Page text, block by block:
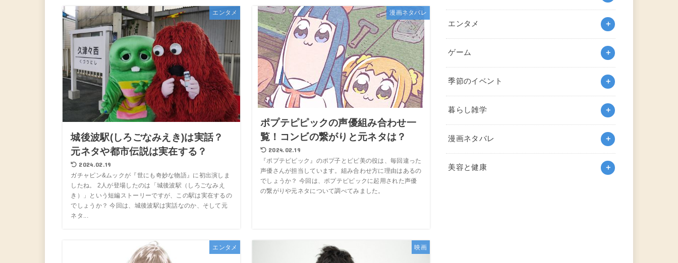
エンタメ
城後波駅(しろごなみえき)は実話？
元ネタや都市伝説は実在する？
2024.02.19
ガチャピン&ムックが『世にも奇妙な物語』に初出演しま
したね。 2人が登場したのは「城後波駅（しろごなみえ
き）」という短編ストーリーですが、この駅は実在するの
でしょうか？ 今回は、城後波駅は実話なのか、そして元
ネタ...
漫画ネタバレ
ポプテピピックの声優組み合わせ一
覧！コンビの繋がりと元ネタは？
2024.02.19
『ポプテピピック』のポプ子とピピ美の役は、毎回違った
声優さんが担当しています。組み合わせ方に理由はあるの
でしょうか？ 今回は、ポプテピピックに起用された声優
の繋がりや元ネタについて調べてみました。
エンタメ 映画
エンタメ
ゲーム
季節のイベント
暮らし雑学
漫画ネタバレ
美容と健康